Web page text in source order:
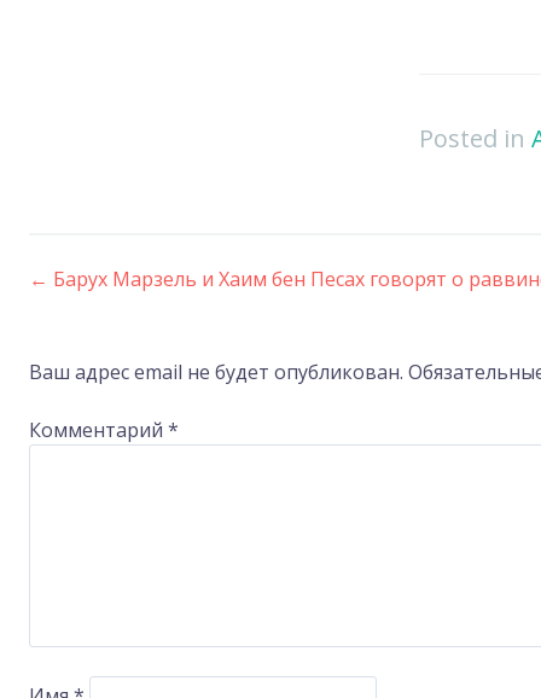
Posted in
Post
navigation
← Барух Марзель и Хаим бен Песах говорят о
Ваш адрес email не будет опубликован.
Комментарий *